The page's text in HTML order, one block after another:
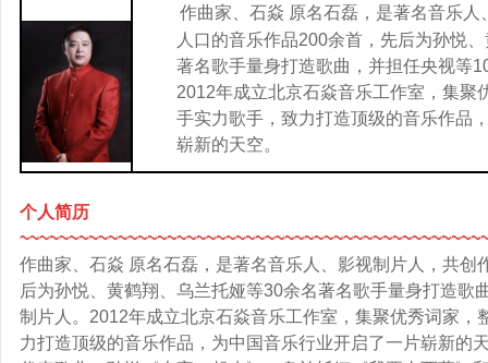
作曲家、石焱 原名石磊，是著名音乐
人口的音乐作品200余首，先后为孙悦
著名歌手量身打造歌曲，并担任央视等
2012年成立北京石焱音乐工作室，集聚
手实力歌手，致力打造顶级的音乐作品
崭新的天空。
个人简历
作曲家、石焱 原名石磊，是著名音乐人、影视制片人，共创
后为孙悦、黄鹤翔、乌兰托娅等30余名著名歌手量身打造歌
制片人。2012年成立北京石焱音乐工作室，集聚优秀词家，
力打造顶级的音乐作品，为中国音乐行业开启了一片崭